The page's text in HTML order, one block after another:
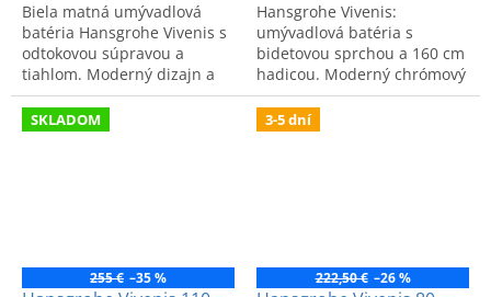
Biela matná umývadlová
batéria Hansgrohe Vivenis s
odtokovou súpravou a
tiahlom. Moderný dizajn a
špičková funkčnosť pre vašu
kúpeľňu. Kvalitné
spracovanie.
Hansgrohe Vivenis:
umývadlová batéria s
bidetovou sprchou a 160 cm
hadicou. Moderný chrómový
dizajn a funkčnosť pre
maximálny komfort v
kúpeľni.
SKLADOM
255 € –35 %
3-5 dní
222,50 € –26 %